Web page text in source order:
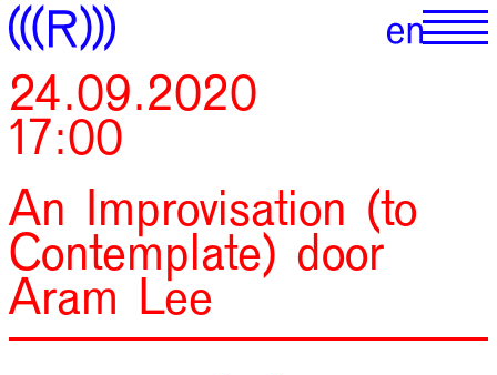
24.09.2020
17:00
An Improvisation (to
Contemplate) door
Aram Lee